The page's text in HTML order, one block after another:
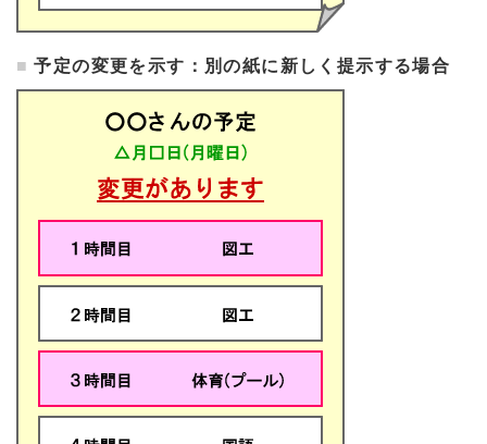
予定の変更を示す：別の紙に新しく提示する場合